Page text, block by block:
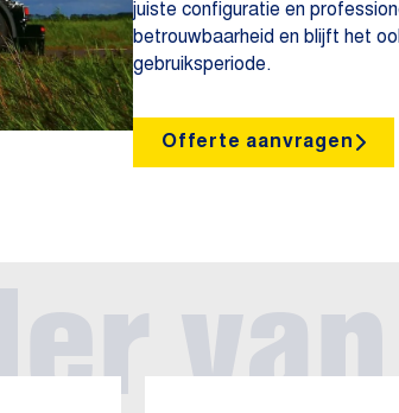
juiste configuratie en
betrouwbaarheid en blijft het
gebruiksperiode.
Offerte aanvragen